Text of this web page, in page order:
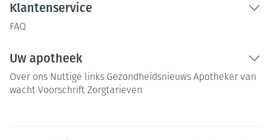
Klantenservice
FAQ
Uw apotheek
Over ons Nuttige links Gezondheidsnieuws Apotheker van
wacht Voorschrift Zorgtarieven